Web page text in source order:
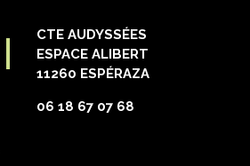
CTE AUDYSSÉES
ESPACE ALIBERT
11260 ESPÉRAZA
06 18 67 07 68